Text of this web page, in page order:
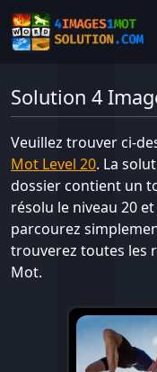
Solution 4
Veuillez trouver ci-
Mot Level 20. La
dossier contient un
résolu le niveau 20
parcourez
trouverez toutes les
Mot.